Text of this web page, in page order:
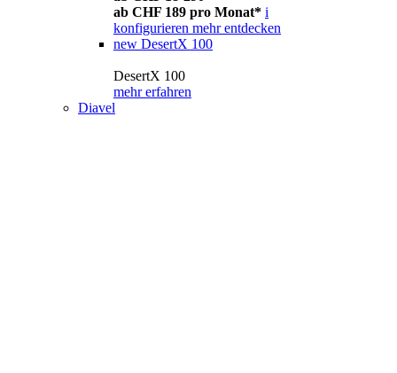
ab CHF 189 pro Monat* i
konfigurieren mehr entdecken
new DesertX 100
DesertX 100
mehr erfahren
Diavel